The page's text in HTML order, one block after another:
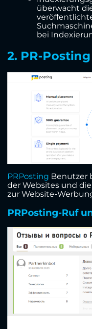
überwacht
bei
2. PR-Posting
PRPosting Benutzer
der Websites und
zur Website-
PRPosting-Ruf